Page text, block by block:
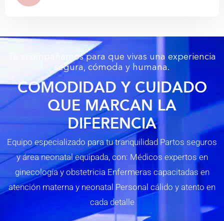
Te acompañamos para que vivas una experiencia
segura, cómoda y humana.
COMODIDAD Y CUIDADO
QUE MARCAN LA
DIFERENCIA
Equipo especializado para tu tranquilidad Partos seguros
y área neonatal equipada, con: Médicos expertos en
ginecología y obstetricia Enfermeras capacitadas en
atención materna y neonatal Personal cálido y atento en
cada detalle